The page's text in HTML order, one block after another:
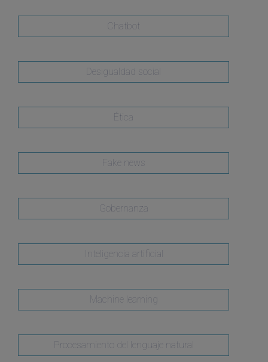
Chatbot
Desigualdad social
Ética
Fake news
Gobernanza
Inteligencia artificial
Machine learning
Procesamiento del lenguaje natural